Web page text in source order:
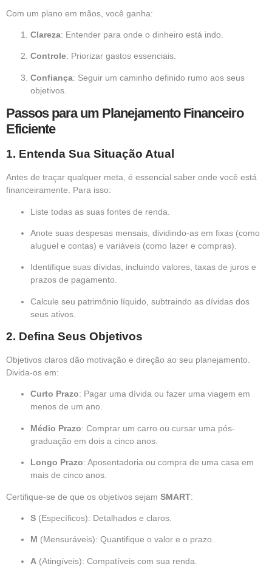
Com um plano em mãos, você ganha:
Clareza: Entender para onde o dinheiro está indo.
Controle: Priorizar gastos essenciais.
Confiança: Seguir um caminho definido rumo aos seus
objetivos.
Passos para um Planejamento Financeiro
Eficiente
1. Entenda Sua Situação Atual
Antes de traçar qualquer meta, é essencial saber onde você está
financeiramente. Para isso:
Liste todas as suas fontes de renda.
Anote suas despesas mensais, dividindo-as em fixas (como
aluguel e contas) e variáveis (como lazer e compras).
Identifique suas dívidas, incluindo valores, taxas de juros e
prazos de pagamento.
Calcule seu patrimônio líquido, subtraindo as dívidas dos
seus ativos.
2. Defina Seus Objetivos
Objetivos claros dão motivação e direção ao seu planejamento.
Divida-os em:
Curto Prazo: Pagar uma dívida ou fazer uma viagem em
menos de um ano.
Médio Prazo: Comprar um carro ou cursar uma pós-
graduação em dois a cinco anos.
Longo Prazo: Aposentadoria ou compra de uma casa em
mais de cinco anos.
Certifique-se de que os objetivos sejam SMART:
S (Específicos): Detalhados e claros.
M (Mensuráveis): Quantifique o valor e o prazo.
A (Atingíveis): Compatíveis com sua renda.